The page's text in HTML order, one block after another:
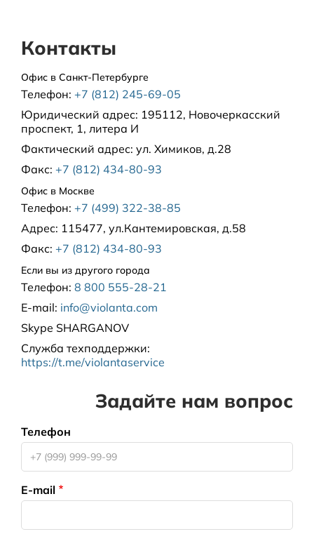
Доставка за рубеж
PRISMA
НПО Энергомаш
Контакты
Офис в Санкт-Петербурге
Телефон: +7 (812) 245-69-05
Юридический адрес: 195112, Новочеркасский
проспект, 1, литера И
Фактический адрес: ул. Химиков, д.28
Факс: +7 (812) 434-80-93
Офис в Москве
Телефон: +7 (499) 322-38-85
Адрес: 115477, ул.Кантемировская, д.58
Факс: +7 (812) 434-80-93
Если вы из другого города
Телефон: 8 800 555-28-21
E-mail: info@violanta.com
Skype SHARGANOV
Служба техподдержки:
https://t.me/violantaservice
Задайте нам вопрос
Телефон
E-mail